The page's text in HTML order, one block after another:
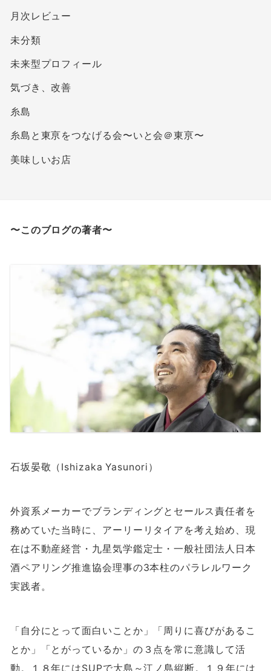
月次レビュー
未分類
未来型プロフィール
気づき、改善
糸島
糸島と東亰をつなげる会〜いと会＠東亰〜
美味しいお店
〜このブログの著者〜
石坂晏敬（Ishizaka Yasunori）
外資系メーカーでブランディングとセールス責任者を
務めていた当時に、アーリーリタイアを考え始め、現
在は不動産経営・九星気学鑑定士・一般社団法人日本
酒ペアリング推進協会理事の3本柱のパラレルワーク
実践者。
「自分にとって面白いことか」「周りに喜びがあるこ
とか」「とがっているか」の３点を常に意識して活
動。１８年にはSUPで大島～江ノ島縦断。１９年には